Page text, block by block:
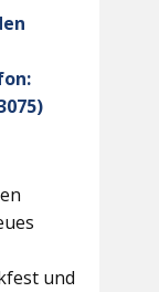
und